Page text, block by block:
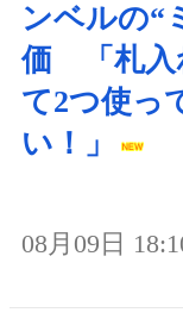
ンベルの“
価 「札入
て2つ使っ
い！」
08月09日